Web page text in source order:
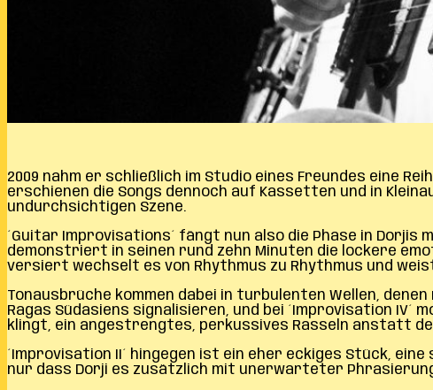
2009 nahm er schließlich im Studio eines Freundes eine
erschienen die Songs dennoch auf Kassetten und in
undurchsichtigen Szene.
´Guitar Improvisations´ fängt nun also die Phase in Dorjis
demonstriert in seinen rund zehn Minuten die lockere
versiert wechselt es von Rhythmus zu Rhythmus und
Tonausbrüche kommen dabei in turbulenten Wellen,
Ragas Südasiens signalisieren, und bei ´Improvisation
klingt, ein angestrengtes, perkussives Rasseln anstatt
´Improvisation II´ hingegen ist ein eher eckiges Stück,
nur dass Dorji es zusätzlich mit unerwarteter